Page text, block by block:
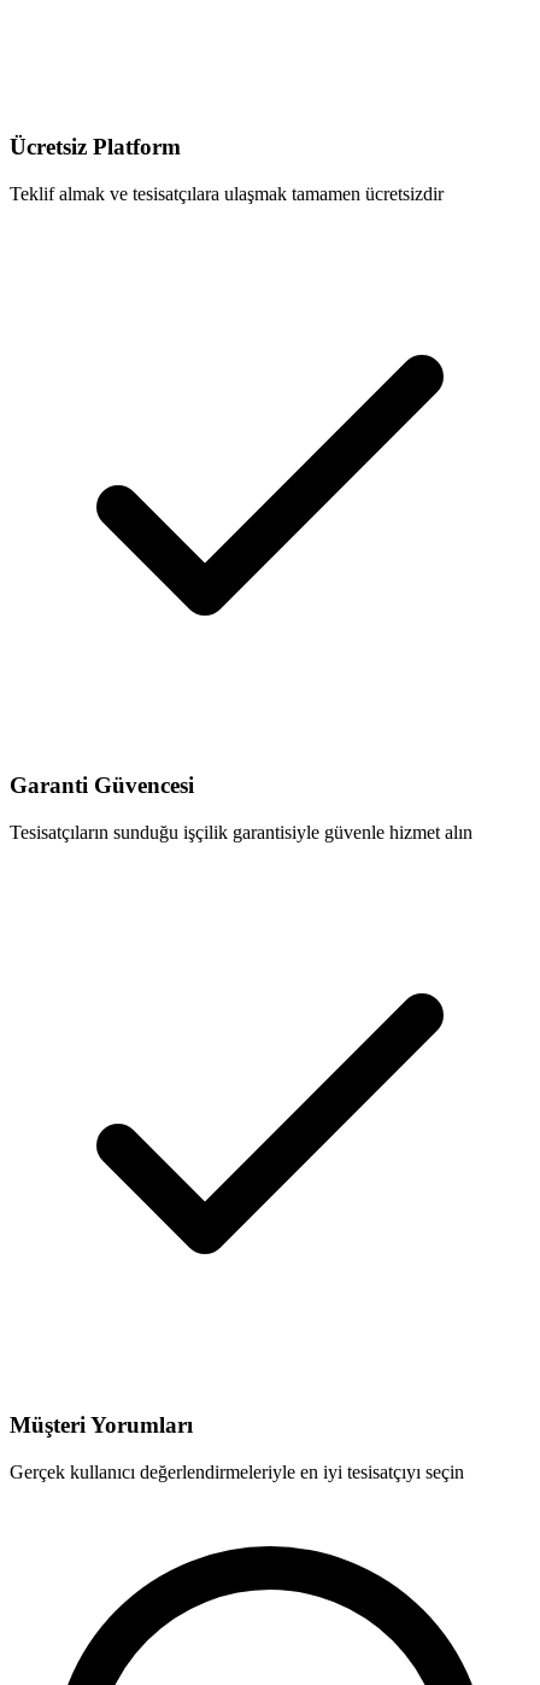
Ücretsiz Platform
Teklif almak ve tesisatçılara ulaşmak tamamen ücretsizdir
Garanti Güvencesi
Tesisatçıların sunduğu işçilik garantisiyle güvenle hizmet alın
Müşteri Yorumları
Gerçek kullanıcı değerlendirmeleriyle en iyi tesisatçıyı seçin